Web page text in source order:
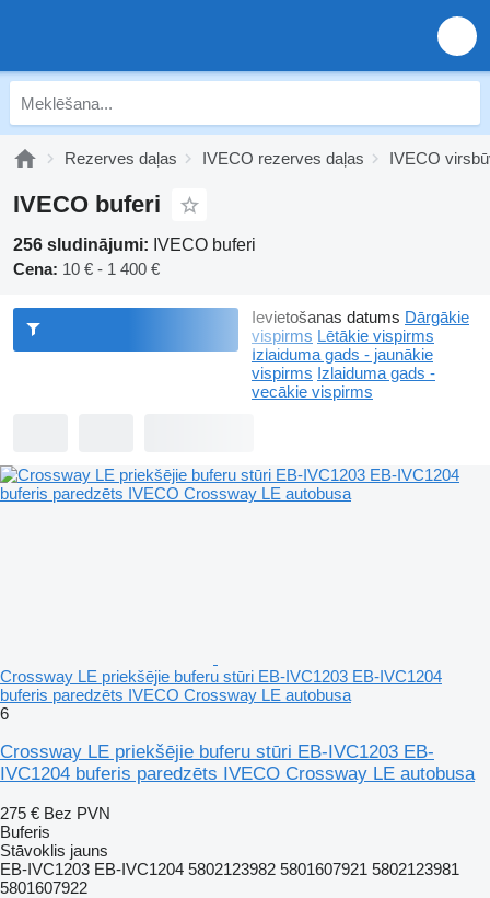
Rezerves daļas IVECO rezerves daļas IVECO
IVECO buferi
256 sludinājumi: IVECO buferi
Cena: 10 € - 1 400 €
Ievietošanas datums Dārgākie
vispirms Lētākie vispirms
Izlaiduma gads - jaunākie
vispirms Izlaiduma gads -
vecākie vispirms
Crossway LE priekšējie buferu stūri EB-IVC1203 EB-IVC1204
buferis paredzēts IVECO Crossway LE autobusa
6
Crossway LE priekšējie buferu stūri EB-IVC1203 EB-
IVC1204 buferis paredzēts IVECO Crossway LE autobusa
275 € Bez PVN
Buferis
Stāvoklis jauns
EB-IVC1203 EB-IVC1204 5802123982 5801607921 5802123981
5801607922